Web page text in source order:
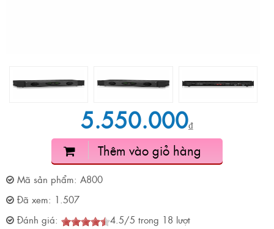
5.550.000₫
Thêm vào giỏ hàng
Mã sản phẩm: A800
Đã xem: 1.507
Đánh giá:
4.5/5 trong 18 lượt